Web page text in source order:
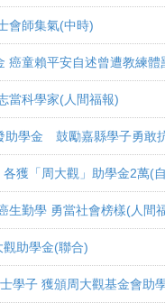
會師集氣(中時)
癌童賴平安自述曾遭教練體
當科學家(人間福報)
助學金 鼓勵嘉縣學子勇敢
獲「周大觀」助學金2萬(
生勤學 勇當社會榜樣(人間
助學金(聯合)
學子 獲頒周大觀基金會助